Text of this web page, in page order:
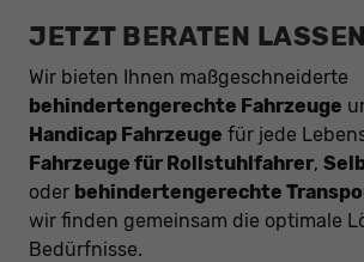
JETZT BERATEN LASSEN
Wir bieten Ihnen maßgeschneiderte
behindertengerechte Fahrzeuge
Handicap Fahrzeuge für jede
Fahrzeuge für Rollstuhlfahrer,
oder behindertengerechte
wir finden gemeinsam die optimale
Bedürfnisse.